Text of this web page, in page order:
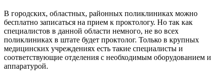
В городских, областных, районных поликлиниках можно
бесплатно записаться на прием к проктологу. Но так как
специалистов в данной области немного, не во всех
поликлиниках в штате будет проктолог. Только в крупных
медицинских учреждениях есть такие специалисты и
соответствующие отделения с необходимым оборудованием и
аппаратурой.